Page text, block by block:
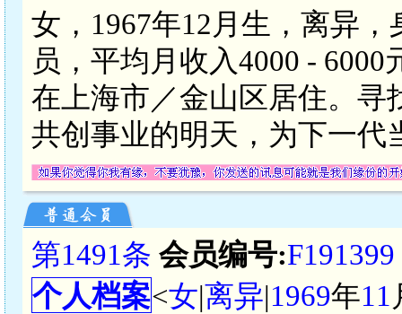
女，1967年12月生，离异
员，平均月收入4000 -
在上海市／金山区居住。寻
共创事业的明天，为下一代
第1491条 会员编号:F191399
个人档案<女|离异|1969年11